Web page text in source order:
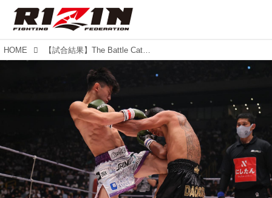
HOME 【試合結果】The Battle Cats presents 超RIZIN 第2試合 吉成名高 vs. バンダサック・ソー・トラクンペット